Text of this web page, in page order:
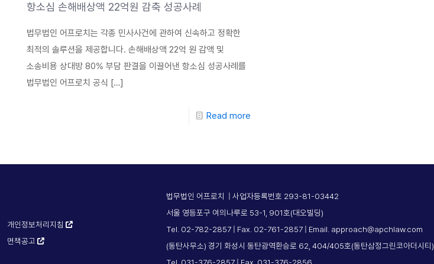
항소심 손해배상액 22억원 감축 성공사례
법무법인 어프로치는 각종 민사사건에 관하여 신속하고 정확한
최적의 솔루션을 제공합니다. 손해배상액 22억 원 감액 및
소송비용 상대방 80% 부담 판결을 이끌어낸 항소심 성공사례를
법무법인 어프로치 공식 […]
Read more
개인정보처리지침
면책공고
법무법인 어프로치 | 사업자등록번호 293-81-03442
서울 영등포구 여의나루로 53-1, 901호(대오빌딩)
Tel. 02-782-2857 | Fax. 02-761-2857 | Email. approach@apchlaw.com
(동탄사무소) 경기 화성시 동탄광역환승로 62, 404/405호(동탄삼정그린코아더시티)